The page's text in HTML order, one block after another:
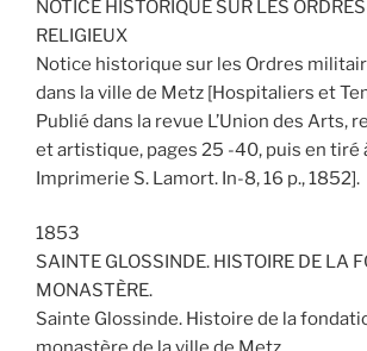
NOTICE HISTORIQUE SUR LES
RELIGIEUX
Notice historique sur les Ordres
dans la ville de Metz [Hospitaliers et
Publié dans la revue L’Union des Arts,
et artistique, pages 25 -40, puis en tiré
Imprimerie S. Lamort. In-8, 16 p., 1852].
1853
SAINTE GLOSSINDE. HISTOIRE DE LA
MONASTÈRE.
Sainte Glossinde. Histoire de la